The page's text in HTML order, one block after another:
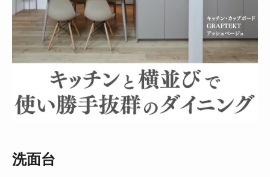
洗面台